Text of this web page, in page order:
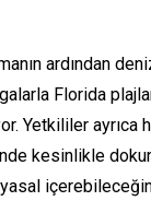
ardından
Florida
Yetkililer ayrıca
kesinlikle